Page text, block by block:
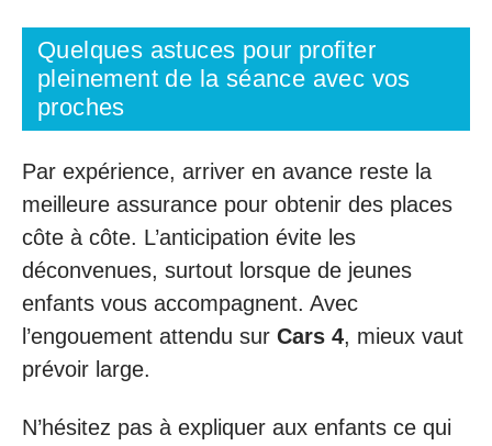
Quelques astuces pour profiter
pleinement de la séance avec vos
proches
Par expérience, arriver en avance reste la
meilleure assurance pour obtenir des places
côte à côte. L’anticipation évite les
déconvenues, surtout lorsque de jeunes
enfants vous accompagnent. Avec
l’engouement attendu sur Cars 4, mieux vaut
prévoir large.
N’hésitez pas à expliquer aux enfants ce qui